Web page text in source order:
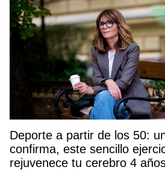
Deporte a partir de los 50:
confirma, este sencillo
rejuvenece tu cerebro 4